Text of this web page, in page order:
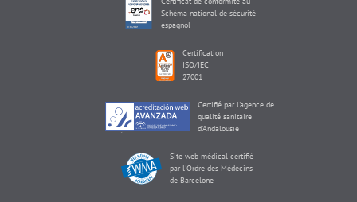
Schéma national de sécurité
espagnol
Certification
ISO/IEC
27001
Certifié par l'agence de
qualité sanitaire
d'Andalousie
Site web médical certifié
par l'Ordre des Médecins
de Barcelone